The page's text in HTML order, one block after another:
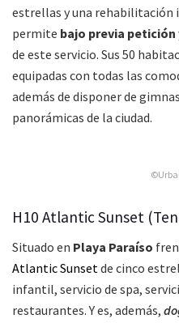
estrellas y una rehabilitación
permite bajo previa petición
de este servicio. Sus 50
equipadas con todas las
además de disponer de
panorámicas de la ciudad.
H10 Atlantic Sunset
Situado en Playa Paraíso
Atlantic Sunset de cinco
infantil, servicio de spa,
restaurantes. Y es, además,